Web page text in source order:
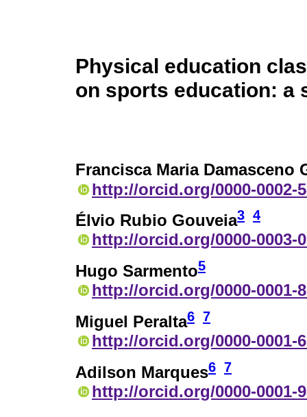
Physical education
on sports education: a
Francisca Maria Damasceno
http://orcid.org/0000-0002-
Élvio Rubio Gouveia3 4
http://orcid.org/0000-0003-
Hugo Sarmento5
http://orcid.org/0000-0001-
Miguel Peralta6 7
http://orcid.org/0000-0001-
Adilson Marques6 7
http://orcid.org/0000-0001-